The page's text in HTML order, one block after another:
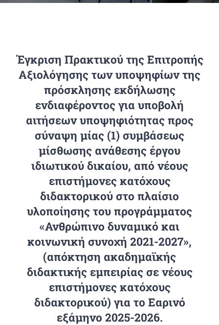
Έγκριση Πρακτικού της Επιτροπής
Αξιολόγησης των υποψηφίων της
πρόσκλησης εκδήλωσης
ενδιαφέροντος για υποβολή
αιτήσεων υποψηφιότητας προς
σύναψη μίας (1) συμβάσεως
μίσθωσης ανάθεσης έργου
ιδιωτικού δικαίου, από νέους
επιστήμονες κατόχους
διδακτορικού στο πλαίσιο
υλοποίησης του προγράμματος
«Ανθρώπινο δυναμικό και
κοινωνική συνοχή 2021-2027»,
(απόκτηση ακαδημαϊκής
διδακτικής εμπειρίας σε νέους
επιστήμονες κατόχους
διδακτορικού) για το Εαρινό
εξάμηνο 2025-2026.